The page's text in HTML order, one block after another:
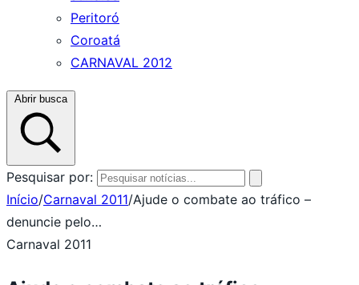
Peritoró
Coroatá
CARNAVAL 2012
Abrir busca
Pesquisar por:
Início/Carnaval 2011/Ajude o combate ao tráfico –
denuncie pelo…
Carnaval 2011